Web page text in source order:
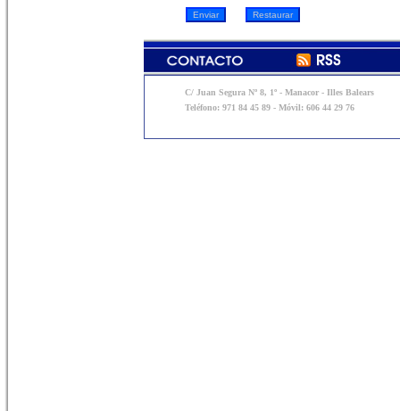
C/ Juan Segura Nº 8, 1º - Manacor - Illes Balears
Teléfono: 971 84 45 89 - Móvil: 606 44 29 76